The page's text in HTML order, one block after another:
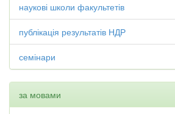
наукові школи факультетів
публікація результатів НДР
семінари
за мовами